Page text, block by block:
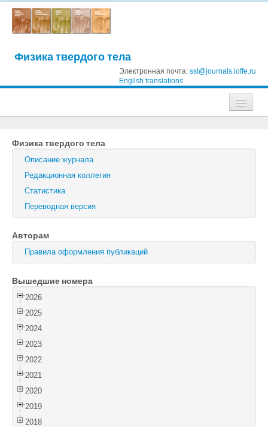
Физика твердого тела
Электронная почта: sst@journals.ioffe.ru
English translations
Журнал технической физики
Письма в Журнал технической физики
Физика твердого тела
Физика и техника полупроводников
Оптика и спектроскопия
Поиск
Войти
Физика твердого тела
Описание журнала
Редакционная коллегия
Статистика
Переводная версия
Авторам
Правила оформления публикаций
Вышедшие номера
2026
2025
2024
2023
2022
2021
2020
2019
2018